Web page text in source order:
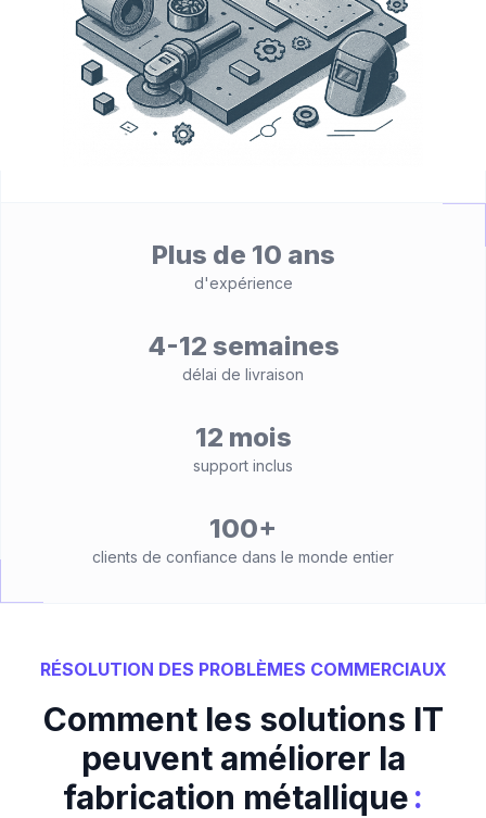
Plus de 10 ans
d'expérience
4-12 semaines
délai de livraison
12 mois
support inclus
100+
clients de confiance dans le monde entier
RÉSOLUTION DES PROBLÈMES COMMERCIAUX
Comment les solutions IT
peuvent améliorer la
fabrication métallique: